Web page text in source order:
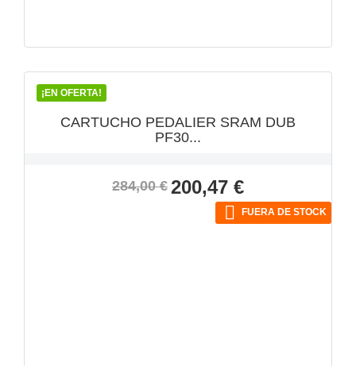
¡EN OFERTA!
VISTA RÁPIDA
CARTUCHO PEDALIER SRAM DUB
PF30...
Precio
284,00 € Precio
200,47 €
 FUERA DE STOCK